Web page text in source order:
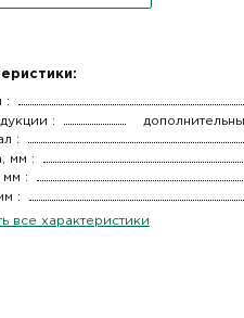
:
:
:
мм :
мм :
:
все характеристики